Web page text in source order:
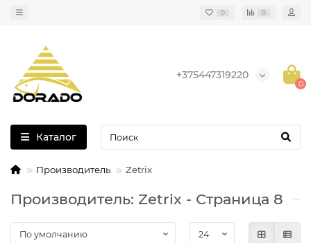
0 0
+375447319220
0
Каталог
Производитель Zetrix
Производитель: Zetrix - Страница 8